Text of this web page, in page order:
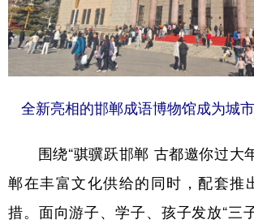
全新亮相的邯郸成语博物馆成为城
围绕“骐骥跃邯郸 古都邀你过大
郸在丰富文化供给的同时，配套推
措。面向游子、学子、孩子发放“三